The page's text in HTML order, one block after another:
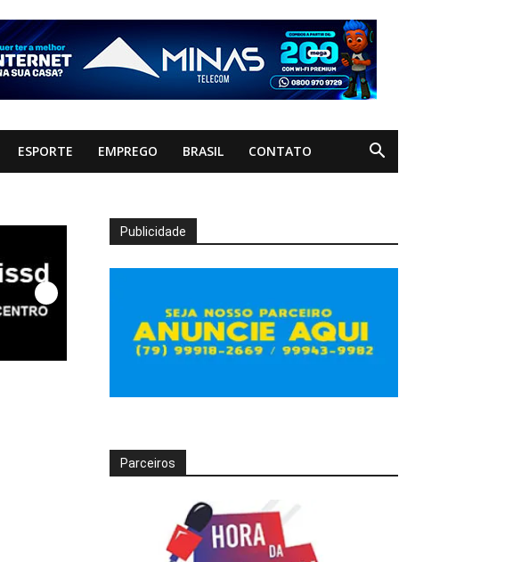
ESPORTE EMPREGO BRASIL CONTATO
Publicidade
Parceiros